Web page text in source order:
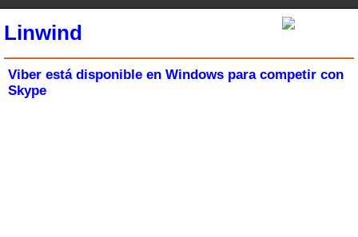
Linwind
Viber está disponible en Windows para competir con
Skype